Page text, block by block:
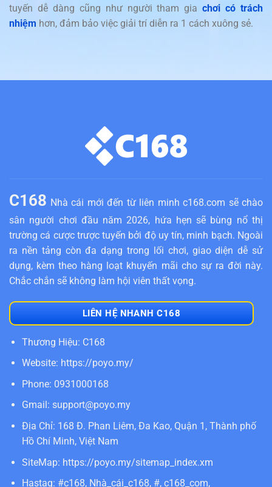
tuyến dễ dàng cũng như người tham giachơi có trách
nhiệm hơn, đảm bảo việc giải trí diễn ra 1 cách xuông sẻ.
C168 Nhà cái mới đến từ liên minh c168.com sẽ chào
sân người chơi đầu năm 2026, hứa hẹn sẽ bùng nổ thị
trường cá cược trược tuyến bởi độ uy tín, minh bạch. Ngoài
ra nền tảng còn đa dạng trong lối chơi, giao diện dễ sử
dụng, kèm theo hàng loạt khuyến mãi cho sự ra đời này.
Chắc chắn sẽ không làm hội viên thất vọng.
LIÊN HỆ NHANH C168
Thương Hiệu: C168
Website: https://poyo.my/
Phone: 0931000168
Gmail: support@poyo.my
Địa Chỉ: 168 Đ. Phan Liêm, Đa Kao, Quận 1, Thành phố
Hồ Chí Minh, Việt Nam
SiteMap: https://poyo.my/sitemap_index.xm
Hastag: #c168, Nhà_cái_c168, #, c168_com,